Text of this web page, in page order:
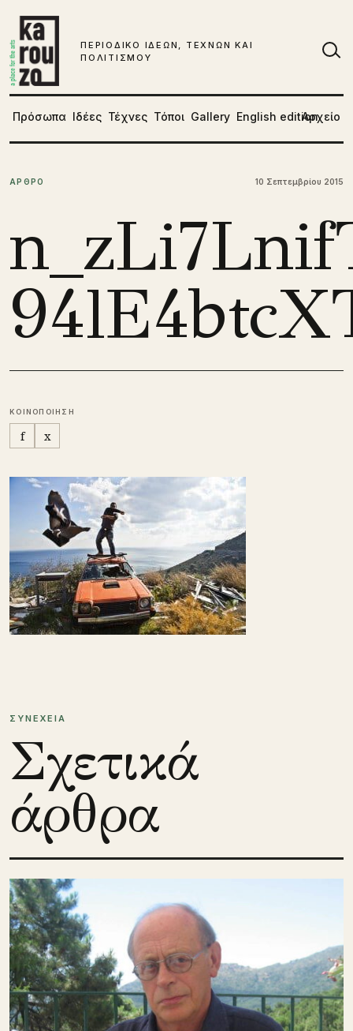
ΠΕΡΙΟΔΙΚΟ ΙΔΕΩΝ, ΤΕΧΝΩΝ ΚΑΙ
ΠΟΛΙΤΙΣΜΟΥ
Πρόσωπα Ιδέες Τέχνες Τόποι Gallery English editionΑρχείο
ΑΡΘΡΟ 10 Σεπτεμβρίου 2015
ΚΟΙΝΟΠΟΙΗΣΗ
f x
ΣΥΝΕΧΕΙΑ
Σχετικά
άρθρα